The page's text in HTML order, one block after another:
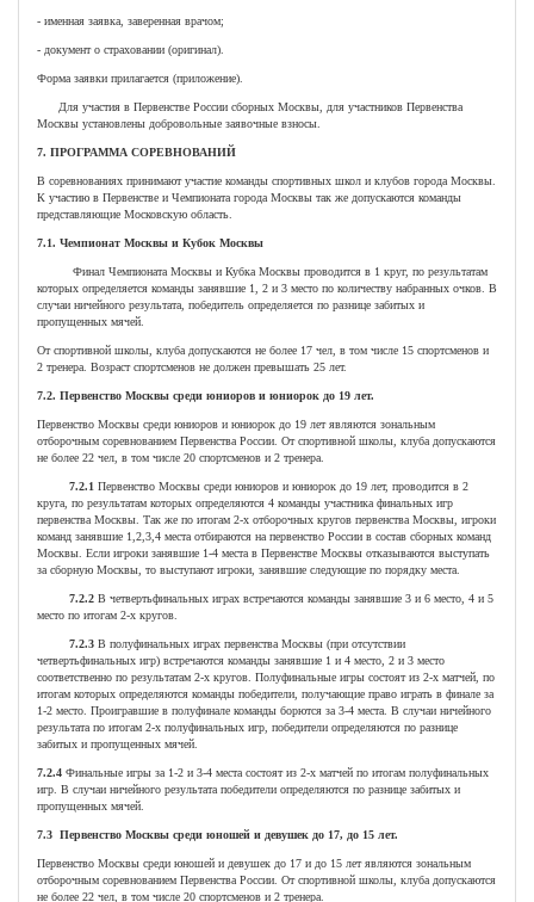
- именная заявка, заверенная врачом;
- документ о страховании (оригинал).
Форма заявки прилагается (приложение).
Для участия в Первенстве России сборных Москвы, для участников Первенства
Москвы установлены добровольные заявочные взносы.
7. ПРОГРАММА СОРЕВНОВАНИЙ
В соревнованиях принимают участие команды спортивных школ и клубов города Москвы.
К участию в Первенстве и Чемпионата города Москвы так же допускаются команды
представляющие Московскую область.
7.1. Чемпионат Москвы и Кубок Москвы
Финал Чемпионата Москвы и Кубка Москвы проводится в 1 круг, по результатам
которых определяется команды занявшие 1, 2 и 3 место по количеству набранных очков. В
случаи ничейного результата, победитель определяется по разнице забитых и
пропущенных мячей.
От спортивной школы, клуба допускаются не более 17 чел, в том числе 15 спортсменов и
2 тренера. Возраст спортсменов не должен превышать 25 лет.
7.2. Первенство Москвы среди юниоров и юниорок до 19 лет.
Первенство Москвы среди юниоров и юниорок до 19 лет являются зональным
отборочным соревнованием Первенства России. От спортивной школы, клуба допускаются
не более 22 чел, в том числе 20 спортсменов и 2 тренера.
7.2.1 Первенство Москвы среди юниоров и юниорок до 19 лет, проводится в 2
круга, по результатам которых определяются 4 команды участника финальных игр
первенства Москвы. Так же по итогам 2-х отборочных кругов первенства Москвы, игроки
команд занявшие 1,2,3,4 места отбираются на первенство России в состав сборных команд
Москвы. Если игроки занявшие 1-4 места в Первенстве Москвы отказываются выступать
за сборную Москвы, то выступают игроки, занявшие следующие по порядку места.
7.2.2 В четвертьфинальных играх встречаются команды занявшие 3 и 6 место, 4 и 5
место по итогам 2-х кругов.
7.2.3 В полуфинальных играх первенства Москвы (при отсутствии
четвертьфинальных игр) встречаются команды занявшие 1 и 4 место, 2 и 3 место
соответственно по результатам 2-х кругов. Полуфинальные игры состоят из 2-х матчей, по
итогам которых определяются команды победители, получающие право играть в финале за
1-2 место. Проигравшие в полуфинале команды борются за 3-4 места. В случаи ничейного
результата по итогам 2-х полуфинальных игр, победители определяются по разнице
забитых и пропущенных мячей.
7.2.4 Финальные игры за 1-2 и 3-4 места состоят из 2-х матчей по итогам полуфинальных
игр. В случаи ничейного результата победители определяются по разнице забитых и
пропущенных мячей.
7.3 Первенство Москвы среди юношей и девушек до 17, до 15 лет.
Первенство Москвы среди юношей и девушек до 17 и до 15 лет являются зональным
отборочным соревнованием Первенства России. От спортивной школы, клуба допускаются
не более 22 чел, в том числе 20 спортсменов и 2 тренера.